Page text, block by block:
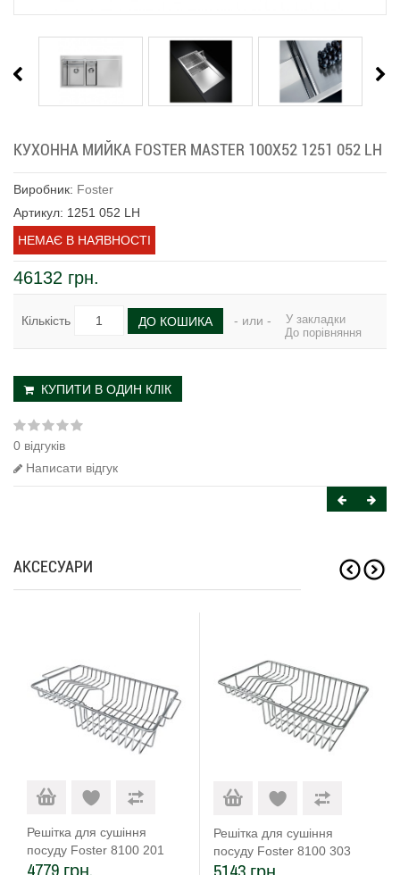
КУХОННА МИЙКА FOSTER MASTER 100Х52 1251 052 LH
Виробник: Foster
Артикул: 1251 052 LH
НЕМАЄ В НАЯВНОСТІ
46132 грн.
Кількість ДО КОШИКА - или -
У закладки
До порівняння
КУПИТИ В ОДИН КЛІК
0 відгуків
Написати відгук
АКСЕСУАРИ
Решітка для сушіння
посуду Foster 8100 201
4779 грн.
Решітка для сушіння
посуду Foster 8100 303